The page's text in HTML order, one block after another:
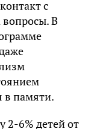
с
В
в памяти.
2-6% детей от